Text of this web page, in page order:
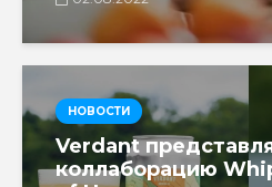
НОВОСТИ
Verdant
коллаборацию